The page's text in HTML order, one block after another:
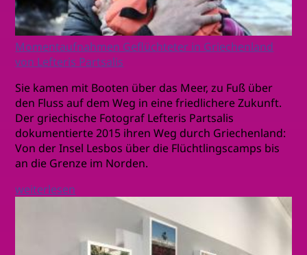
Momentaufnahmen Geflüchteter in Griechenland
von Lefteris Partsalis
Sie kamen mit Booten über das Meer, zu Fuß über
den Fluss auf dem Weg in eine friedlichere Zukunft.
Der griechische Fotograf Lefteris Partsalis
dokumentierte 2015 ihren Weg durch Griechenland:
Von der Insel Lesbos über die Flüchtlingscamps bis
an die Grenze im Norden.
weiterlesen